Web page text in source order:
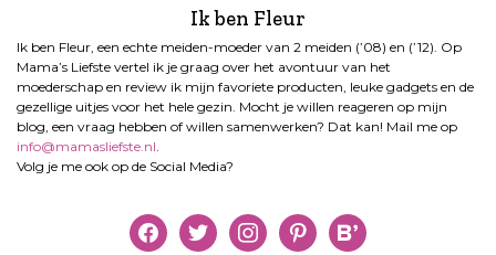
Ik ben Fleur
Ik ben Fleur, een echte meiden-moeder van 2 meiden (’08) en (’12). Op
Mama’s Liefste vertel ik je graag over het avontuur van het
moederschap en review ik mijn favoriete producten, leuke gadgets en de
gezellige uitjes voor het hele gezin. Mocht je willen reageren op mijn
blog, een vraag hebben of willen samenwerken? Dat kan! Mail me op
info@mamasliefste.nl
Volg je me ook op de Social Media?
facebooktwitter instagrampinterestbloglovin